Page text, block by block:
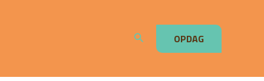
Søg OPDAG